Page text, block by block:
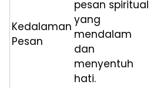
Kedalaman
Pesan
pesan spiritual
yang
mendalam
dan
menyentuh
hati.